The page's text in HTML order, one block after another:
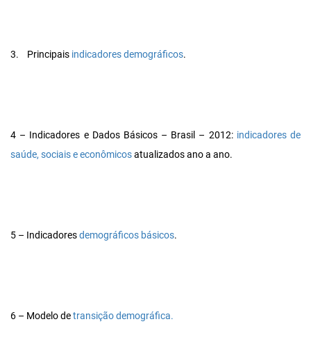
3. Principais indicadores demográficos.
4 – Indicadores e Dados Básicos – Brasil – 2012: indicadores de
saúde, sociais e econômicosatualizados ano a ano.
5 – Indicadoresdemográficos básicos.
6 – Modelo detransição demográfica.